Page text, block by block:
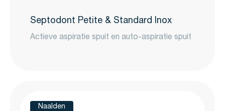
Septodont Petite & Standard Inox
Actieve aspiratie spuit en auto-aspiratie spuit
Naalden